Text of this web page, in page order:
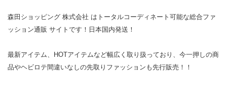
森田ショッピング 株式会社 はトータルコーディネート可能な総合ファ
ッション通販 サイトです！日本国内発送！
最新アイテム、HOTアイテムなど幅広く取り扱っており、今一押しの商
品やヘビロテ間違いなしの先取りファッションも先行販売！！